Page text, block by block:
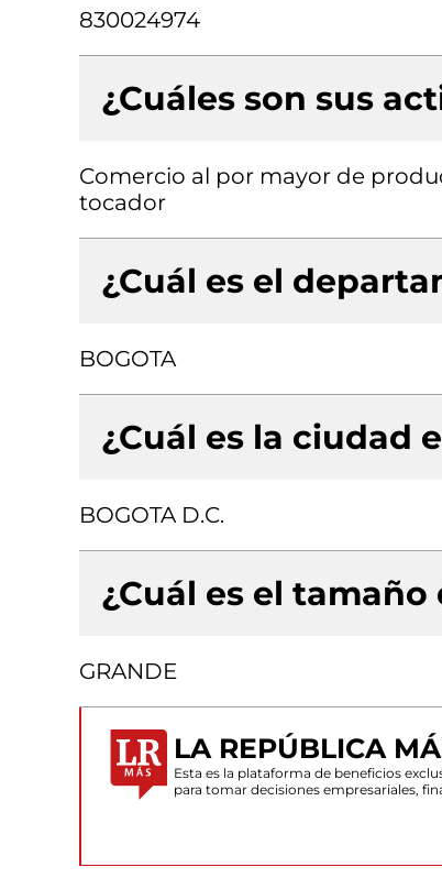
830024974
¿Cuáles son sus
Comercio al por mayor de
tocador
¿Cuál es el
BOGOTA
¿Cuál es la ciudad
BOGOTA D.C.
¿Cuál es el tamaño
GRANDE
LA REPÚBLICA
Esta es la plataforma de beneficios
para tomar decisiones empresariales,